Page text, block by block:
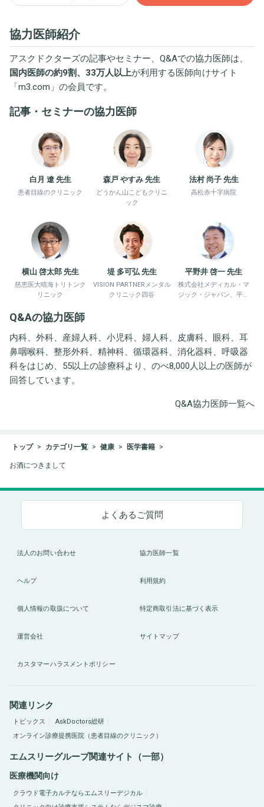
協力医師紹介
アスクドクターズの記事やセミナー、Q&Aでの協力医師は、
国内医師の約9割、33万人以上が利用する医師向けサイト
「m3.com 」の会員です。
記事・セミナーの協力医師
白月 遼 先生
患者目線のクリニック
森戸 やすみ 先生
どうかん山こどもクリニ
ック
法村 尚子 先生
高松赤十字病院
横山 啓太郎 先生
慈恵医大晴海トリトンク
リニック
堤 多可弘 先生
VISION PARTNERメンタル
クリニック四谷
平野井 啓一 先生
株式会社メディカル・マ
ジック・ジャパン、平野
Q&Aの協力医師
内科、外科、産婦人科、小児科、婦人科、皮膚科、眼科、耳
鼻咽喉科、整形外科、精神科、循環器科、消化器科、呼吸器
科をはじめ、55以上の診療科より、のべ8,000人以上の医師が
回答しています。
Q&A協力医師一覧へ
トップ カテゴリ一覧 健康 医学書籍
お酒につきまして
よくあるご質問
法人のお問い合わせ 協力医師一覧
ヘルプ 利用規約
個人情報の取扱について 特定商取引法に基づく表示
運営会社 サイトマップ
カスタマーハラスメントポリシー
関連リンク
トピックス
AskDoctors総研
オンライン診療提携医院（患者目線のクリニック）
エムスリーグループ関連サイト（一部）
医療機関向け
クラウド電子カルテならエムスリーデジカル